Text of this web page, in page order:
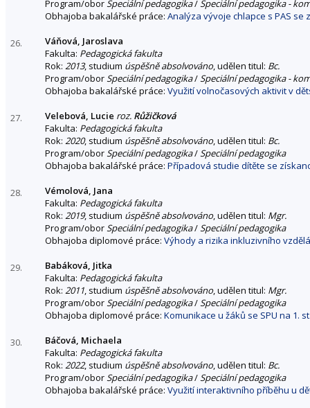
Program/oborSpeciální pedagogika/Speciální pedagogika -
Obhajoba bakalářské práce: Analýza vývoje chlapce s PAS
26.
Váňová, Jaroslava
Fakulta: Pedagogická fakulta
Rok: 2013, studium úspěšně absolvováno, udělen titul: Bc.
Program/oborSpeciální pedagogika/Speciální pedagogika -
Obhajoba bakalářské práce: Využití volnočasových aktivit v
27. Velebová, Lucie roz. Růžičková
Fakulta: Pedagogická fakulta
Rok: 2020, studium úspěšně absolvováno, udělen titul: Bc.
Program/oborSpeciální pedagogika/Speciální pedagogika
Obhajoba bakalářské práce: Případová studie dítěte se
28.
Vémolová, Jana
Fakulta: Pedagogická fakulta
Rok: 2019, studium úspěšně absolvováno, udělen titul: Mgr.
Program/oborSpeciální pedagogika/Speciální pedagogika
Obhajoba diplomové práce: Výhody a rizika inkluzivního
29.
Babáková, Jitka
Fakulta: Pedagogická fakulta
Rok: 2011, studium úspěšně absolvováno, udělen titul: Mgr.
Program/oborSpeciální pedagogika/Speciální pedagogika
Obhajoba diplomové práce: Komunikace u žáků se SPU na 1.
30.
Báčová, Michaela
Fakulta: Pedagogická fakulta
Rok: 2022, studium úspěšně absolvováno, udělen titul: Bc.
Program/oborSpeciální pedagogika/Speciální pedagogika
Obhajoba bakalářské práce: Využití interaktivního příběhu u